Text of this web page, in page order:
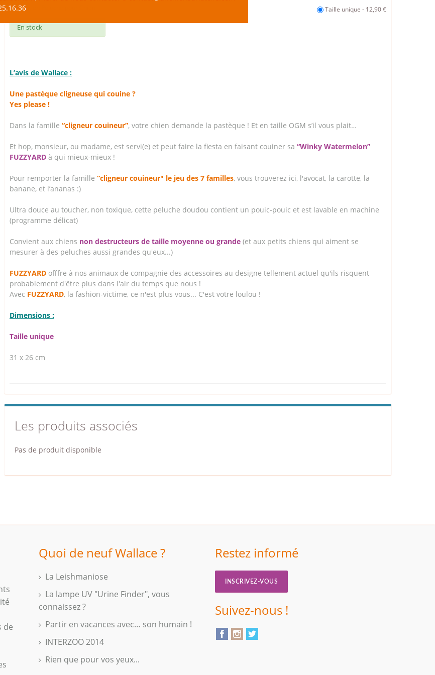
Jouet en Peluche pour Chien
En stock
Taille unique - 12,90 €
L’avis de Wallace :
Une pastèque cligneuse qui couine ?
Yes please !
Dans la famille “cligneur couineur”, votre chien demande la pastèque ! Et en taille OGM s’il vous plait…
Et hop, monsieur, ou madame, est servi(e) et peut faire la fiesta en faisant couiner sa “Winky Watermelon”
FUZZYARD à qui mieux-mieux !
Pour remporter la famille “cligneur couineur" le jeu des 7 familles, vous trouverez ici, l'avocat, la carotte, la
banane, et l’ananas :)
Ultra douce au toucher, non toxique, cette peluche doudou contient un pouic-pouic et est lavable en machine
(programme délicat)
Convient aux chiens non destructeurs de taille moyenne ou grande (et aux petits chiens qui aiment se
mesurer à des peluches aussi grandes qu'eux...)
FUZZYARD offfre à nos animaux de compagnie des accessoires au designe tellement actuel qu'ils risquent
probablement d'être plus dans l'air du temps que nous !
Avec FUZZYARD, la fashion-victime, ce n'est plus vous... C'est votre loulou !
Dimensions :
Taille unique
31 x 26 cm
Les produits associés
Pas de produit disponible
de
Quoi de neuf Wallace ?
La Leishmaniose
La lampe UV "Urine Finder", vous
connaissez ?
Partir en vacances avec… son humain !
INTERZOO 2014
Rien que pour vos yeux...
Restez informé
INSCRIVEZ-VOUS
Suivez-nous !